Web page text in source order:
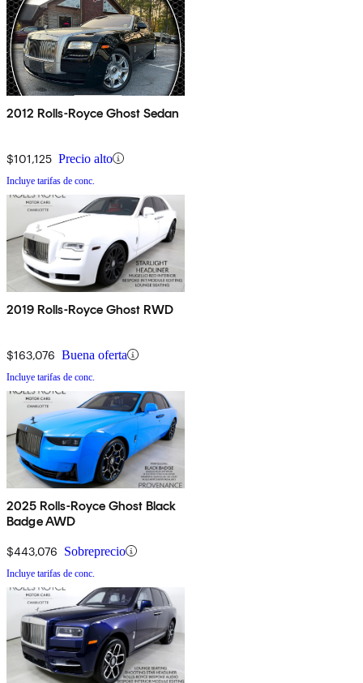
2012 Rolls-Royce Ghost Sedan
$101,125 Precio alto
Incluye tarifas de conc.
2019 Rolls-Royce Ghost RWD
$163,076 Buena oferta
Incluye tarifas de conc.
2025 Rolls-Royce Ghost Black
Badge AWD
$443,076 Sobreprecio
Incluye tarifas de conc.